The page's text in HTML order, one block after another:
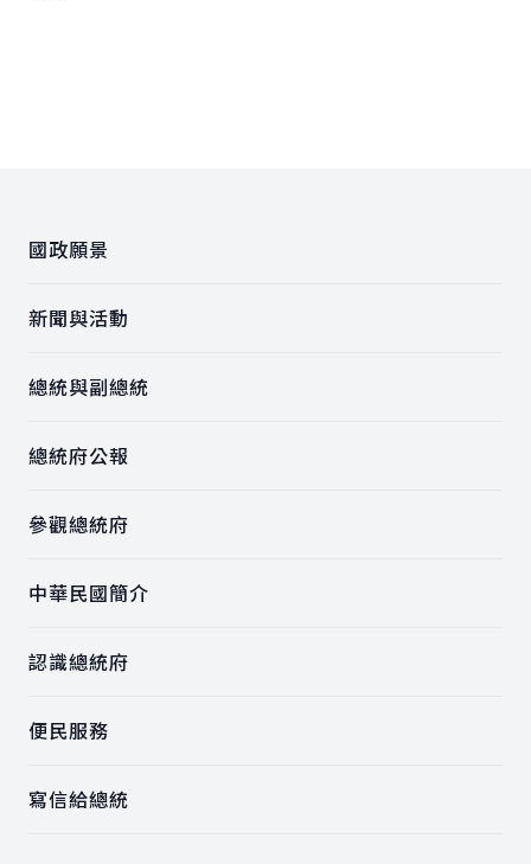
國政願景
新聞與活動
總統與副總統
總統府公報
參觀總統府
中華民國簡介
認識總統府
便民服務
寫信給總統